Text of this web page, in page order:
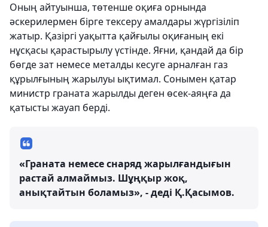
Оның айтуынша, төтенше оқиға орнында
әскерилермен бірге тексеру амалдары жүргізіліп
жатыр. Қазіргі уақытта қайғылы оқиғаның екі
нұсқасы қарастырылу үстінде. Яғни, қандай да бір
бөгде зат немесе металды кесуге арналған газ
құрылғының жарылуы ықтимал. Сонымен қатар
министр граната жарылды деген өсек-аяңға да
қатысты жауап берді.
«Граната немесе снаряд жарылғандығын
растай алмаймыз. Шұңқыр жоқ,
анықтайтын боламыз», - деді Қ.Қасымов.